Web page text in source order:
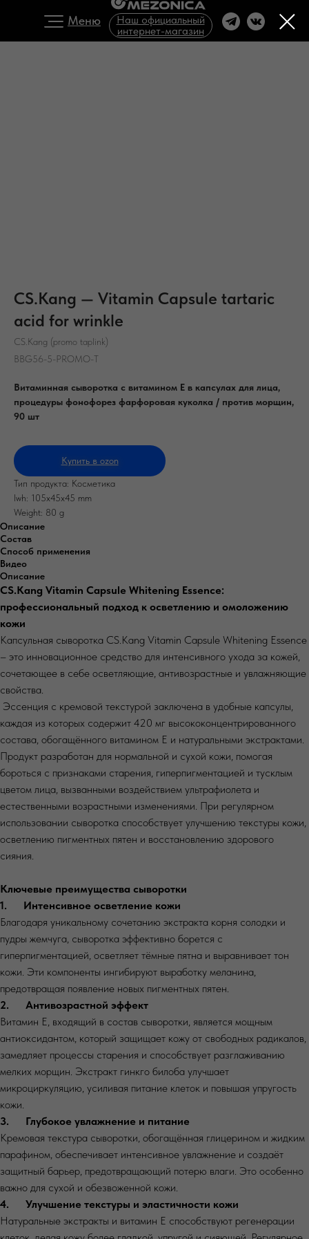
Меню
Наш официальный
интернет-магазин
CS.Kang — Vitamin Capsule tartaric
acid for wrinkle
CS.Kang (promo taplink)
BBG56-5-PROMO-T
Витаминная сыворотка с витамином Е в капсулах для лица,
процедуры фонофорез фарфоровая куколка / против морщин,
90 шт
Купить в ozon
Тип продукта: Косметика
lwh: 105x45x45 mm
Weight: 80 g
Описание
Состав
Способ применения
Видео
Описание
CS.Kang Vitamin Capsule Whitening Essence:
профессиональный подход к осветлению и омоложению
кожи
Капсульная сыворотка CS.Kang Vitamin Capsule Whitening Essence
– это инновационное средство для интенсивного ухода за кожей,
сочетающее в себе осветляющие, антивозрастные и увлажняющие
свойства.
Эссенция с кремовой текстурой заключена в удобные капсулы,
каждая из которых содержит 420 мг высококонцентрированного
состава, обогащённого витамином Е и натуральными экстрактами.
Продукт разработан для нормальной и сухой кожи, помогая
бороться с признаками старения, гиперпигментацией и тусклым
цветом лица, вызванными воздействием ультрафиолета и
естественными возрастными изменениями. При регулярном
использовании сыворотка способствует улучшению текстуры кожи,
осветлению пигментных пятен и восстановлению здорового
сияния.
Ключевые преимущества сыворотки
1. Интенсивное осветление кожи
Благодаря уникальному сочетанию экстракта корня солодки и
пудры жемчуга, сыворотка эффективно борется с
гиперпигментацией, осветляет тёмные пятна и выравнивает тон
кожи. Эти компоненты ингибируют выработку меланина,
предотвращая появление новых пигментных пятен.
2. Антивозрастной эффект
Витамин Е, входящий в состав сыворотки, является мощным
антиоксидантом, который защищает кожу от свободных радикалов,
замедляет процессы старения и способствует разглаживанию
мелких морщин. Экстракт гинкго билоба улучшает
микроциркуляцию, усиливая питание клеток и повышая упругость
кожи.
3. Глубокое увлажнение и питание
Кремовая текстура сыворотки, обогащённая глицерином и жидким
парафином, обеспечивает интенсивное увлажнение и создаёт
защитный барьер, предотвращающий потерю влаги. Это особенно
важно для сухой и обезвоженной кожи.
4. Улучшение текстуры и эластичности кожи
Натуральные экстракты и витамин Е способствуют регенерации